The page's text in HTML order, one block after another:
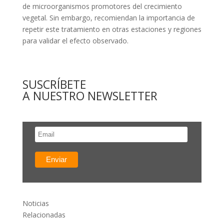
de microorganismos promotores del crecimiento
vegetal. Sin embargo, recomiendan la importancia de
repetir este tratamiento en otras estaciones y regiones
para validar el efecto observado.
SUSCRÍBETE
A NUESTRO NEWSLETTER
Noticias
Relacionadas